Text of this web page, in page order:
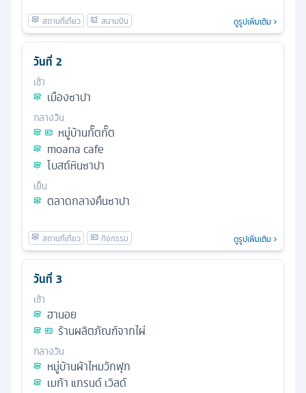
ดูรูปเพิ่มเติม
วันที่ 2
เช้า
เมืองซาปา
กลางวัน
หมู่บ้านกั๊ตกั๊ต
moana cafe
โบสถ์หินซาปา
เย็น
ตลาดกลางคืนซาปา
ดูรูปเพิ่มเติม
วันที่ 3
เช้า
ฮานอย
ร้านผลิตภัณฑ์จากไผ่
กลางวัน
หมู่บ้านผ้าไหมวักฟุก
เมก้า แกรนด์ เวิลด์